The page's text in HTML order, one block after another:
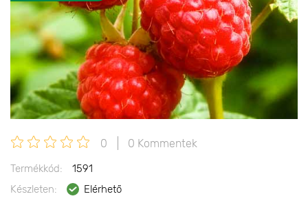
0 0 Kommentek
Termékkód:
1591
Készleten:
Elérhető